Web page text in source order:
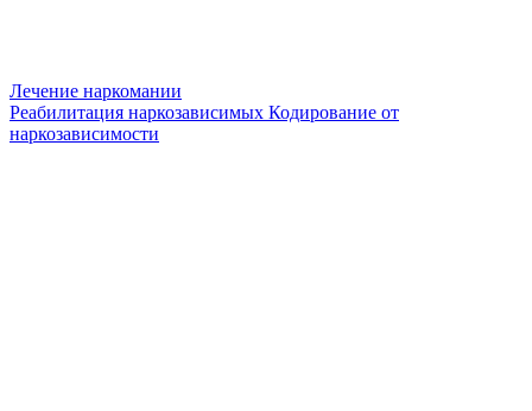
Лечение наркомании
Реабилитация наркозависимых Кодирование от
наркозависимости